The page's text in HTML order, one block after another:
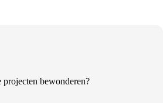
projecten bewonderen?